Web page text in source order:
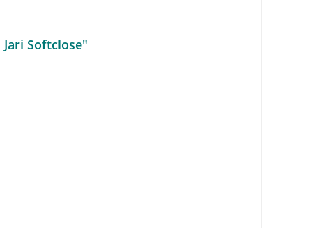
Softclose"